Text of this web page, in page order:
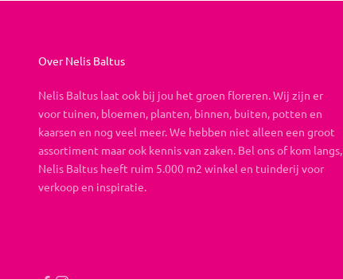
Over Nelis Baltus
Nelis Baltus laat ook bij jou het groen floreren. Wij zijn er
voor tuinen, bloemen, planten, binnen, buiten, potten en
kaarsen en nog veel meer. We hebben niet alleen een groot
assortiment maar ook kennis van zaken. Bel ons of kom langs,
Nelis Baltus heeft ruim 5.000 m2 winkel en tuinderij voor
verkoop en inspiratie.